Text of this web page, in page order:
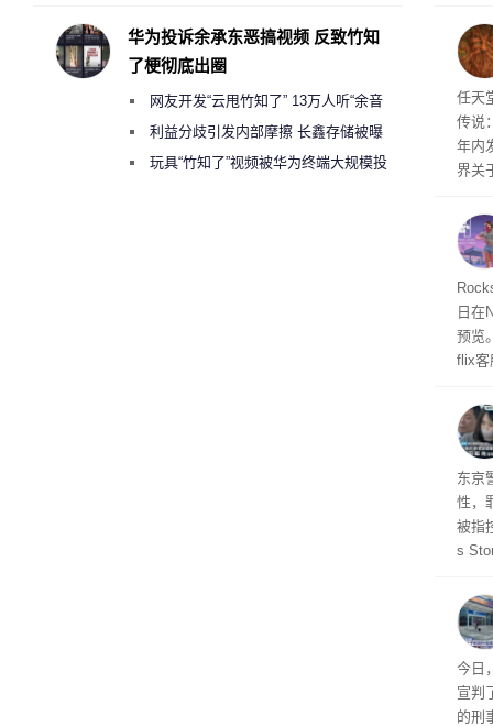
正
工具
并
任
任天
传说
年内
界关
日在
预览
flix客
27
东京
性，
被指
s
品
美元)
多
今日
宣判
的刑
华为投诉余承东恶搞视频 反致竹知
了梗彻底出圈
网友开发“云甩竹知了” 13万人听“余音
绕梁”利益分歧引发内部摩擦 长鑫存储被曝
曾将华为驻场工程师驱逐出研发基地
玩具“竹知了”视频被华为终端大规模投